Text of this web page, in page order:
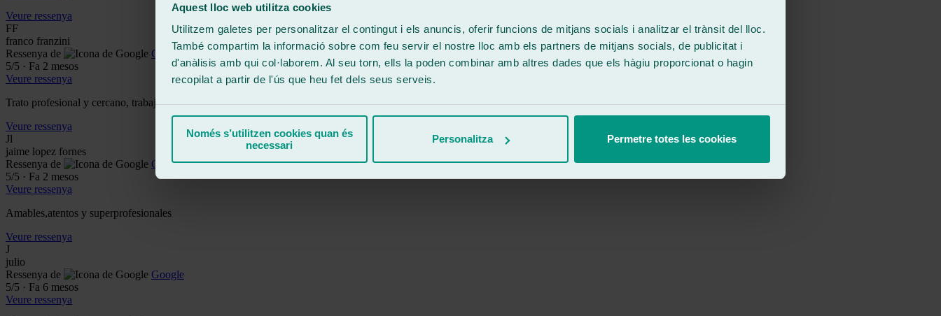
Aquest lloc web utilitza cookies
Utilitzem galetes per personalitzar el contingut i els anuncis, oferir funcions de mitjans socials i analitzar el trànsit del lloc.
També compartim la informació sobre com feu servir el nostre lloc amb els partners de mitjans socials, de publicitat i
d'anàlisis amb qui col·laborem. Al seu torn, ells la poden combinar amb altres dades que els hàgiu proporcionat o hagin
recopilat a partir de l'ús que heu fet dels seus serveis.
Només s’utilitzen cookies quan és
necessari
Personalitza Permetre totes les cookies
Veure ressenya
FF
franco franzini
Ressenya de
Google
5/5 · Fa 2 mesos
Veure ressenya
Trato profesional y cercano, trabajo rápido y bien hecho. Lo recomiendo sin lugar a dudas.
Veure ressenya
Jl
jaime lopez fornes
Ressenya de
Google
5/5 · Fa 2 mesos
Veure ressenya
Amables,atentos y superprofesionales
Veure ressenya
J
julio
Ressenya de
Google
5/5 · Fa 6 mesos
Veure ressenya